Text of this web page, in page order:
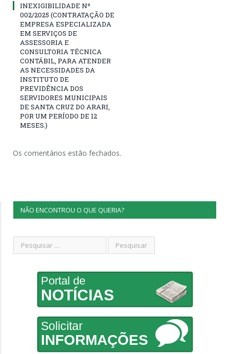
INEXIGIBILIDADE Nº
002/2025 (CONTRATAÇÃO DE
EMPRESA ESPECIALIZADA
EM SERVIÇOS DE
ASSESSORIA E
CONSULTORIA TÉCNICA
CONTÁBIL, PARA ATENDER
AS NECESSIDADES DA
INSTITUTO DE
PREVIDÊNCIA DOS
SERVIDORES MUNICIPAIS
DE SANTA CRUZ DO ARARI,
POR UM PERÍODO DE 12
MESES.)
Os comentários estão fechados.
NÃO ENCONTROU O QUE QUERIA?
Portal de
NOTÍCIAS
Solicitar
INFORMAÇÕES